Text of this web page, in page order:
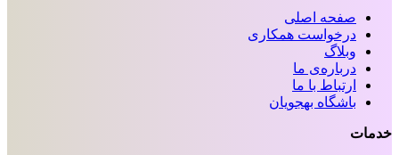
صفحه اصلی
درخواست همکاری
وبلاگ
درباره‌ی ما
ارتباط با ما
باشگاه بهجویان
خدمات